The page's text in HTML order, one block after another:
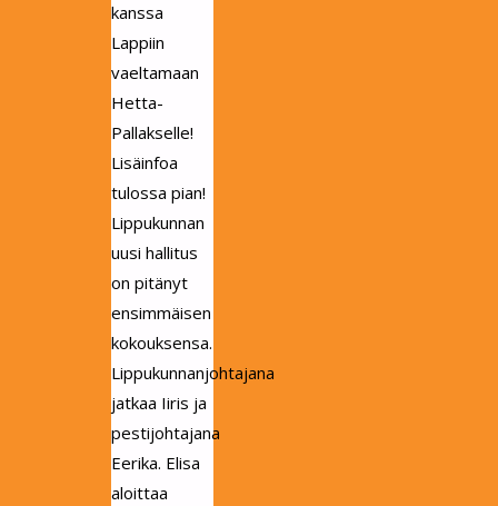
kanssa
Lappiin
vaeltamaan
Hetta-
Pallakselle!
Lisäinfoa
tulossa pian!
Lippukunnan
uusi hallitus
on pitänyt
ensimmäisen
kokouksensa.
Lippukunnanjohtajana
jatkaa Iiris ja
pestijohtajana
Eerika. Elisa
aloittaa